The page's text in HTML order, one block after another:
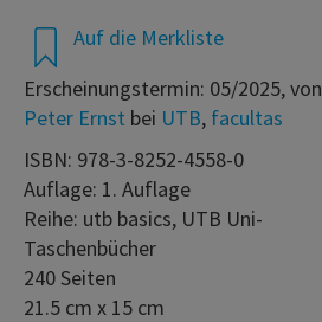
Auf die Merkliste
Erscheinungstermin: 05/2025, von
Peter Ernst bei UTB, facultas
ISBN: 978-3-8252-4558-0
Auflage: 1. Auflage
Reihe: utb basics, UTB Uni-
Taschenbücher
240 Seiten
21.5 cm x 15 cm